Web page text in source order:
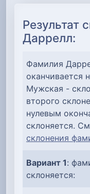
Результат
Даррелл:
Фамилия
оканчивается
Мужская -
второго
нулевым
склоняется.
склонения
Вариант 1:
склоняется: